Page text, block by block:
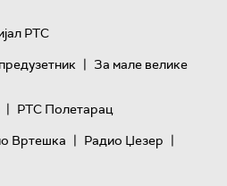
РТС
| За мале велике
| РТС Полетарац
Вртешка | Радио Џезер |